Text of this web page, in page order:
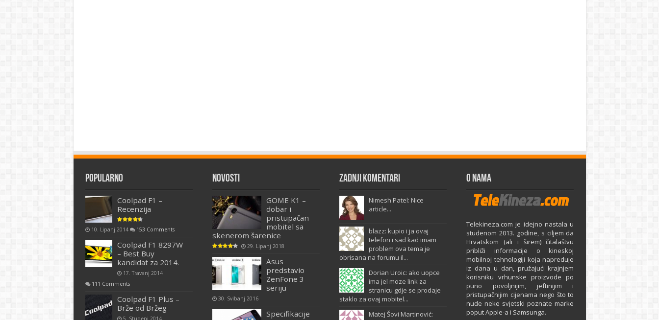
Popularno
Coolpad F1 –
Recenzija
10. Lipanj 2014 153 Comments
Coolpad F1 8297W
– Best Buy
kandidat za 2014.
17. Travanj 2014
111 Comments
Coolpad F1 Plus –
Brže od Bržeg
5. Studeni 2014
Novosti
GOME K1 –
dobar i
pristupačan
mobitel sa
skenerom šarenice
29. Lipanj 2018
Asus
predstavio
ZenFone 3
seriju
30. Svibanj 2016
Specifikacije
Zadnji komentari
Nimesh Patel: Nice
article...
blazz: kupio i ja ovaj
telefon i sad kad imam
problem ova tema je
obrisana na forumu il...
Dorian Uroic: ako uopce
ima jel moze link za
stranicu gdje se prodaje
staklo za ovaj mobitel...
Matej Šovi Martinović:
O Nama
Telekineza.com je idejno nastala u
studenom 2013. godine, s ciljem da
Hrvatskom (ali i širem) čitalaštvu
približi informacije o kineskoj
mobilnoj tehnologiji koja napreduje
iz dana u dan, pružajući krajnjem
korisniku vrhunske proizvode po
puno povoljnijim, jeftinijim i
pristupačnijim cijenama nego što to
nude neke svjetski poznate marke
poput Apple-a i Samsunga.